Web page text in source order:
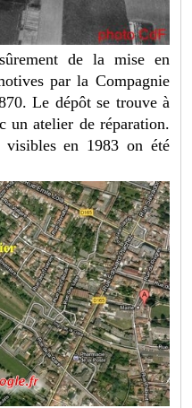
de la mise en
par la Compagnie
Le dépôt se trouve à
un atelier de réparation.
visibles en 1983 on été